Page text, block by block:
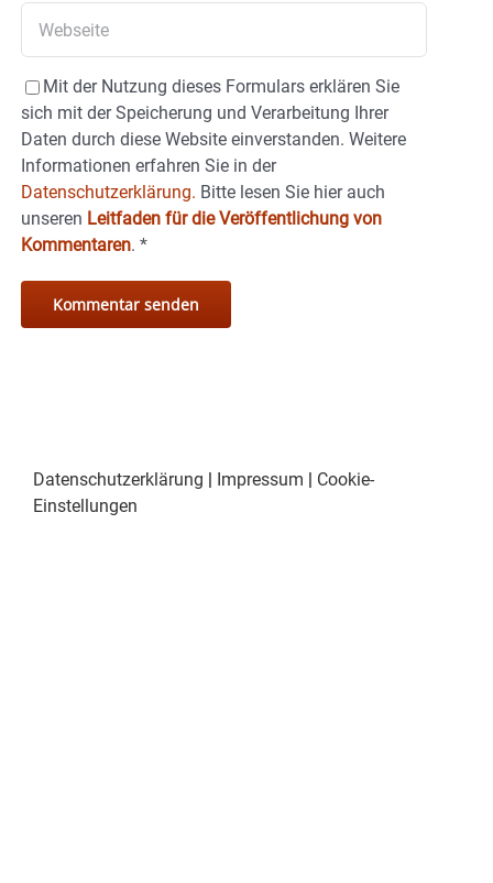
Mit der Nutzung dieses Formulars erklären Sie
sich mit der Speicherung und Verarbeitung Ihrer
Daten durch diese Website einverstanden. Weitere
Informationen erfahren Sie in der
Datenschutzerklärung. Bitte lesen Sie hier auch
unseren Leitfaden für die Veröffentlichung von
Kommentaren. *
Datenschutzerklärung | Impressum | Cookie-
Einstellungen